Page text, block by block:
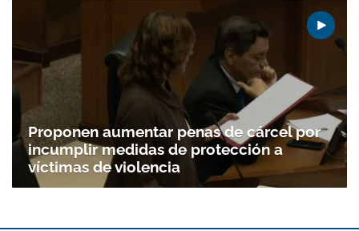
Proponen aumentar penas de cárcel por
incumplir medidas de protección a
víctimas de violencia